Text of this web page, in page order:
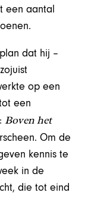
een aantal
dat hij –
op een
een
Boven het
Om de
kennis te
in de
die tot eind